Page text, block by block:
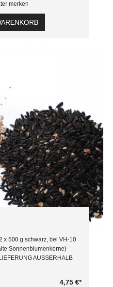
merken
x 500 g schwarz, bei VH-10
Sonnenblumenkerne)
AUSSERHALB
4,75 €*